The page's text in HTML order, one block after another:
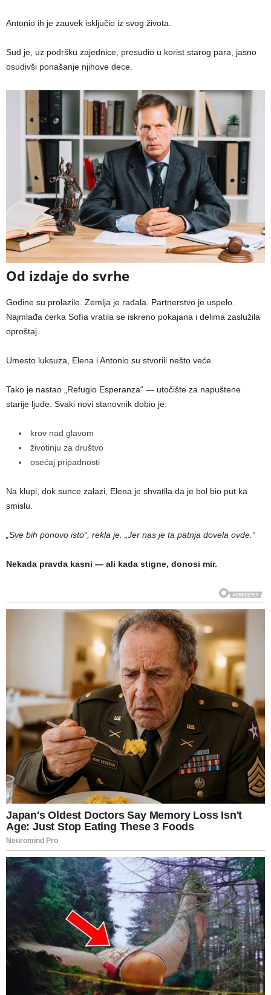
Antonio ih je zauvek isključio iz svog života.
Sud je, uz podršku zajednice, presudio u korist starog para, jasno
osudivši ponašanje njihove dece.
Od izdaje do svrhe
Godine su prolazile. Zemlja je rađala. Partnerstvo je uspelo.
Najmlađa ćerka Sofía vratila se iskreno pokajana i delima zaslužila
oproštaj.
Umesto luksuza, Elena i Antonio su stvorili nešto veće.
Tako je nastao „Refugio Esperanza“ — utočište za napuštene
starije ljude. Svaki novi stanovnik dobio je:
krov nad glavom
životinju za društvo
osećaj pripadnosti
Na klupi, dok sunce zalazi, Elena je shvatila da je bol bio put ka
smislu.
„Sve bih ponovo isto“, rekla je. „Jer nas je ta patnja dovela ovde.“
Nekada pravda kasni — ali kada stigne, donosi mir.